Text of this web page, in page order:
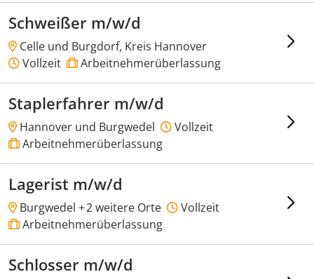
Schweißer m/w/d
Celle und Burgdorf, Kreis Hannover
Vollzeit
Arbeitnehmerüberlassung
Staplerfahrer m/w/d
Hannover und Burgwedel
Vollzeit
Arbeitnehmerüberlassung
Lagerist m/w/d
Burgwedel +2 weitere Orte
Vollzeit
Arbeitnehmerüberlassung
Schlosser m/w/d